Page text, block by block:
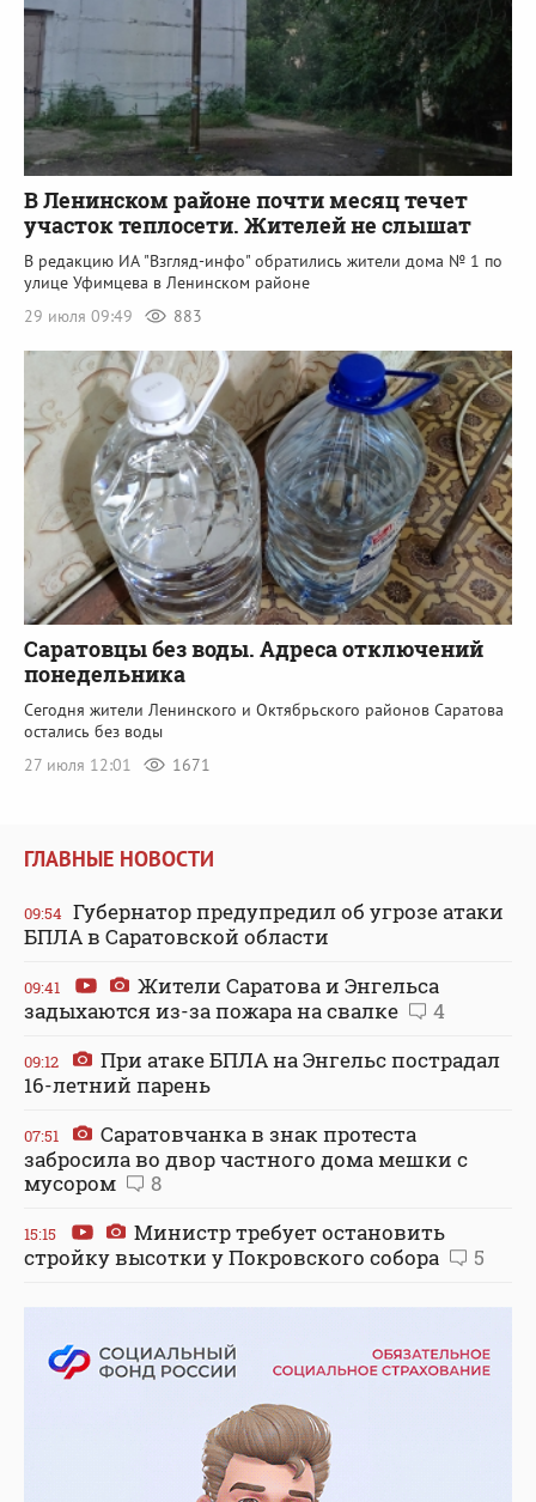
В Ленинском районе почти месяц течет
участок теплосети. Жителей не слышат
В редакцию ИА "Взгляд-инфо" обратились жители дома № 1 по
улице Уфимцева в Ленинском районе
29 июля 09:49
883
Саратовцы без воды. Адреса отключений
понедельника
Сегодня жители Ленинского и Октябрьского районов Саратова
остались без воды
27 июля 12:01
1671
ГЛАВНЫЕ НОВОСТИ
09:54 Губернатор предупредил об угрозе атаки
БПЛА в Саратовской области
09:41
Жители Саратова и Энгельса
задыхаются из-за пожара на свалке
4
09:12
При атаке БПЛА на Энгельс пострадал
16-летний парень
07:51
Саратовчанка в знак протеста
забросила во двор частного дома мешки с
мусором
8
15:15
Министр требует остановить
стройку высотки у Покровского собора
5